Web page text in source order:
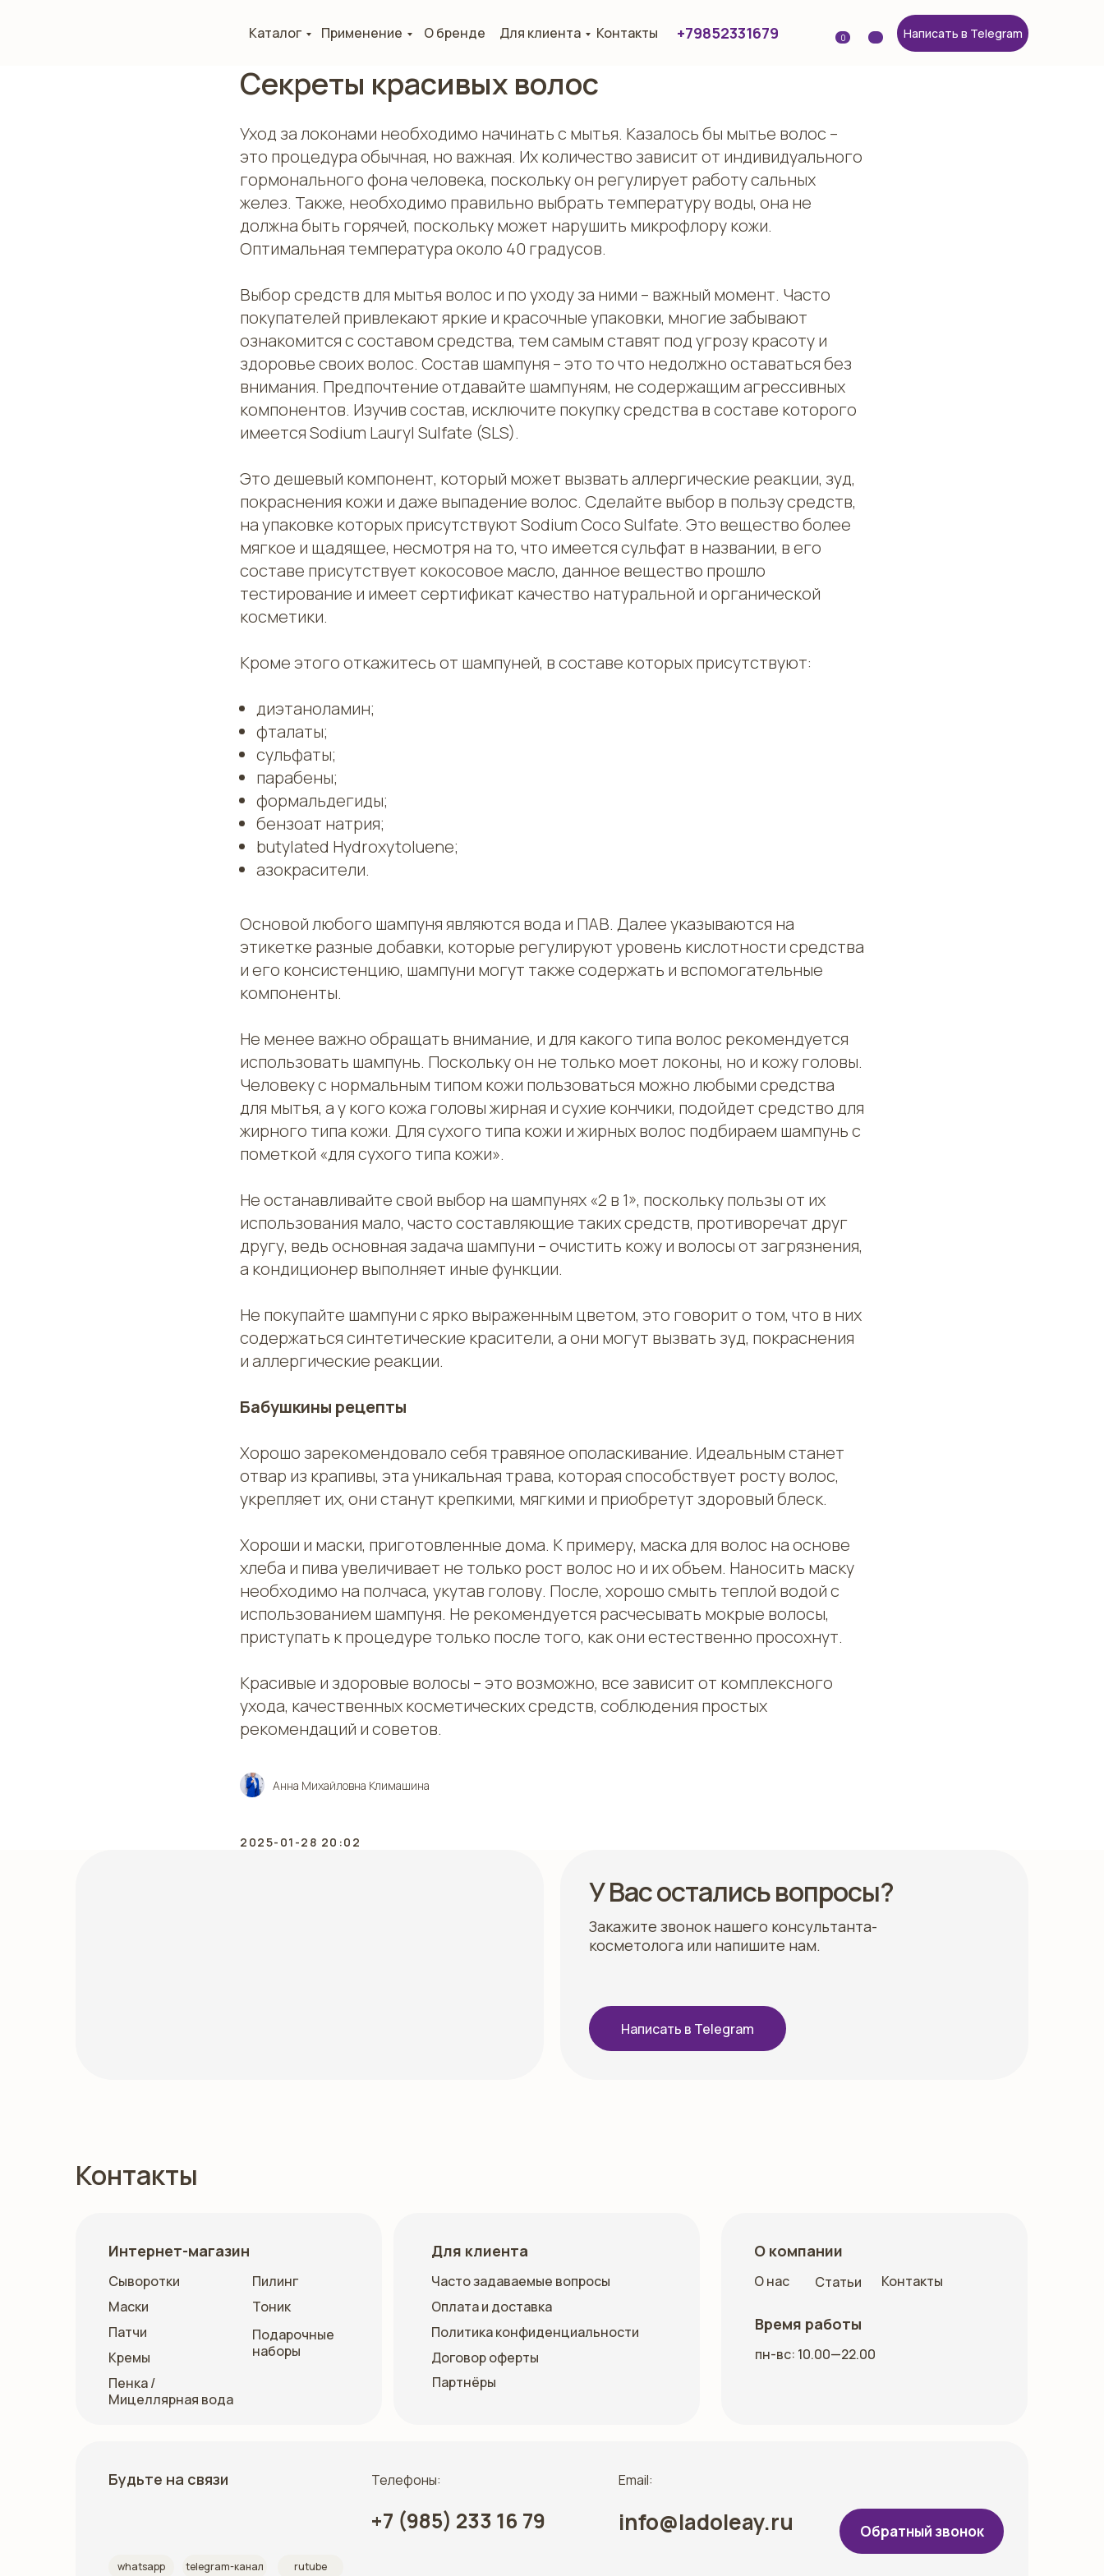
Каталог О бренде
Применение Для клиента Контакты Написать в Telegram
+79852331679 0
Секреты красивых волос
Уход за локонами необходимо начинать с мытья. Казалось бы мытье волос –
это процедура обычная, но важная. Их количество зависит от индивидуального
гормонального фона человека, поскольку он регулирует работу сальных
желез. Также, необходимо правильно выбрать температуру воды, она не
должна быть горячей, поскольку может нарушить микрофлору кожи.
Оптимальная температура около 40 градусов.
Выбор средств для мытья волос и по уходу за ними – важный момент. Часто
покупателей привлекают яркие и красочные упаковки, многие забывают
ознакомится с составом средства, тем самым ставят под угрозу красоту и
здоровье своих волос. Состав шампуня – это то что недолжно оставаться без
внимания. Предпочтение отдавайте шампуням, не содержащим агрессивных
компонентов. Изучив состав, исключите покупку средства в составе которого
имеется Sodium Lauryl Sulfate (SLS).
Это дешевый компонент, который может вызвать аллергические реакции, зуд,
покраснения кожи и даже выпадение волос. Сделайте выбор в пользу средств,
на упаковке которых присутствуют Sodium Coco Sulfate. Это вещество более
мягкое и щадящее, несмотря на то, что имеется сульфат в названии, в его
составе присутствует кокосовое масло, данное вещество прошло
тестирование и имеет сертификат качество натуральной и органической
косметики.
Кроме этого откажитесь от шампуней, в составе которых присутствуют:
диэтаноламин;
фталаты;
сульфаты;
парабены;
формальдегиды;
бензоат натрия;
butylated Hydroxytoluene;
азокрасители.
Основой любого шампуня являются вода и ПАВ. Далее указываются на
этикетке разные добавки, которые регулируют уровень кислотности средства
и его консистенцию, шампуни могут также содержать и вспомогательные
компоненты.
Не менее важно обращать внимание, и для какого типа волос рекомендуется
использовать шампунь. Поскольку он не только моет локоны, но и кожу головы.
Человеку с нормальным типом кожи пользоваться можно любыми средства
для мытья, а у кого кожа головы жирная и сухие кончики, подойдет средство для
жирного типа кожи. Для сухого типа кожи и жирных волос подбираем шампунь с
пометкой «для сухого типа кожи».
Не останавливайте свой выбор на шампунях «2 в 1», поскольку пользы от их
использования мало, часто составляющие таких средств, противоречат друг
другу, ведь основная задача шампуни – очистить кожу и волосы от загрязнения,
а кондиционер выполняет иные функции.
Не покупайте шампуни с ярко выраженным цветом, это говорит о том, что в них
содержаться синтетические красители, а они могут вызвать зуд, покраснения
и аллергические реакции.
Бабушкины рецепты
Хорошо зарекомендовало себя травяное ополаскивание. Идеальным станет
отвар из крапивы, эта уникальная трава, которая способствует росту волос,
укрепляет их, они станут крепкими, мягкими и приобретут здоровый блеск.
Хороши и маски, приготовленные дома. К примеру, маска для волос на основе
хлеба и пива увеличивает не только рост волос но и их объем. Наносить маску
необходимо на полчаса, укутав голову. После, хорошо смыть теплой водой с
использованием шампуня. Не рекомендуется расчесывать мокрые волосы,
приступать к процедуре только после того, как они естественно просохнут.
Красивые и здоровые волосы – это возможно, все зависит от комплексного
ухода, качественных косметических средств, соблюдения простых
рекомендаций и советов.
Анна Михайловна Климашина
2025-01-28 20:02
У Вас остались вопросы?
Закажите звонок нашего консультанта-
косметолога или напишите нам.
Написать в Telegram
Контакты
Интернет-магазин
Сыворотки
Пенка /
Мицеллярная вода
Маски
Патчи
Кремы
Пилинг
Для клиента
Часто задаваемые вопросы
Оплата и доставка
Политика конфиденциальности
Договор оферты
О компании
Контакты
О нас
пн-вс: 10.00—22.00
Время работы
Будьте на связи
telegram-канал
whatsapp rutube
Тоник
Статьи
Подарочные
наборы
Партнёры
Обратный звонок
info@ladoleay.ru
Телефоны: Email:
+7 (985) 233 16 79